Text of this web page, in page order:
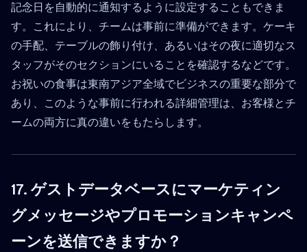
記念日を自動的に通知するように設定することもできま
す。これにより、チームは事前に準備ができます。ケーキ
の手配、テーブルの飾り付け、あるいはその夜に適切なス
タッフがそのセクションにいることを確認するなどです。
お祝いの食事は東南アジア全域でビジネスの重要な部分で
あり、このような事前に行われる詳細管理は、お客様とチ
ームの両方に真の違いをもたらします。
17. ゲストデータベースにマーケティン
グメッセージやプロモーションキャンペ
ーンを送信できますか？